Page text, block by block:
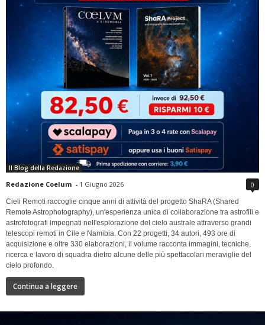
Il Blog della Redazione
Redazione Coelum - 1 Giugno 2026 0
Cieli Remoti raccoglie cinque anni di attività del progetto ShaRA (Shared
Remote Astrophotography), un'esperienza unica di collaborazione tra astrofili e
astrofotografi impegnati nell'esplorazione del cielo australe attraverso grandi
telescopi remoti in Cile e Namibia. Con 22 progetti, 34 autori, 493 ore di
acquisizione e oltre 330 elaborazioni, il volume racconta immagini, tecniche,
ricerca e lavoro di squadra dietro alcune delle più spettacolari meraviglie del
cielo profondo.
Continua a leggere